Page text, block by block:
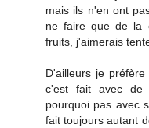
mais ils n'en ont
ne faire que de la
fruits, j'aimerais
D'ailleurs je
c'est fait avec de
pourquoi pas avec
fait toujours autant